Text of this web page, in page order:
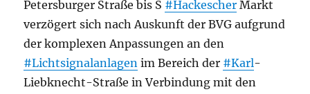
Petersburger Straße bis S #Hackescher Markt
verzögert sich nach Auskunft der BVG aufgrund
der komplexen Anpassungen an den
#Lichtsignalanlagen im Bereich der #Karl-
Liebknecht-Straße in Verbindung mit den